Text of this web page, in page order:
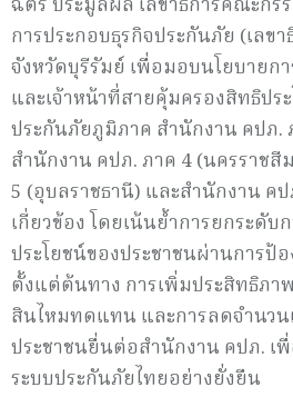
ฉัตร ประมูลผล เลขาธิการคณะกร
การประกอบธุรกิจประกันภัย (เลข
จังหวัดบุรีรัมย์ เพื่อมอบนโยบายก
และเจ้าหน้าที่สายคุ้มครองสิทธิปร
ประกันภัยภูมิภาค สำนักงาน คปภ.
สำนักงาน คปภ. ภาค 4 (นครราชสี
5 (อุบลราชธานี) และสำนักงาน ค
เกี่ยวข้อง โดยเน้นย้ำการยกระดับ
ประโยชน์ของประชาชนผ่านการป้
ตั้งแต่ต้นทาง การเพิ่มประสิทธิภา
สินไหมทดแทน และการลดจำนวน
ประชาชนยื่นต่อสำนักงาน คปภ. เ
ระบบประกันภัยไทยอย่างยั่งยืน